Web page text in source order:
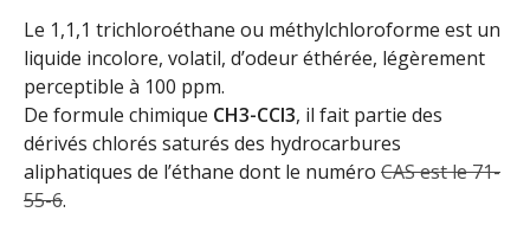
Le 1,1,1 trichloroéthane ou méthylchloroforme est un
liquide incolore, volatil, d’odeur éthérée, légèrement
perceptible à 100 ppm.
De formule chimique CH3-CCl3, il fait partie des
dérivés chlorés saturés des hydrocarbures
aliphatiques de l’éthane dont le numéro CAS est le 71-
55-6.